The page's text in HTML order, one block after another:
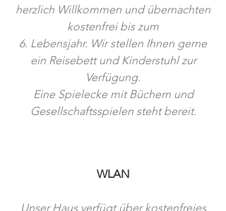
herzlich Willkommen und übernachten
kostenfrei bis zum
6. Lebensjahr. Wir stellen Ihnen gerne
ein Reisebett und Kinderstuhl zur
Verfügung.
Eine Spielecke mit Büchern und
Gesellschaftsspielen steht bereit.
WLAN
Unser Haus verfügt über kostenfreies